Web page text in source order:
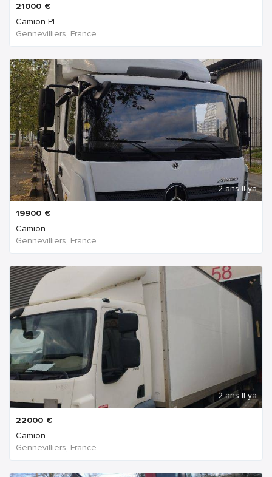
21000 €
Camion Pl
Gennevilliers, France
2 ans Il ya
19900 €
Camion
Gennevilliers, France
2 ans Il ya
22000 €
Camion
Gennevilliers, France